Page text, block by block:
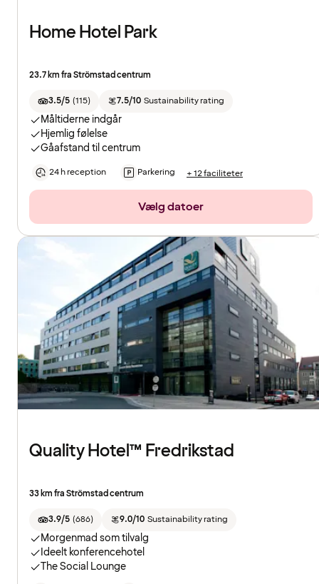
Home Hotel Park
23.7 km fra Strömstad centrum
3.5/5 (115) 7.5/10 Sustainability rating
Måltiderne indgår
Hjemlig følelse
Gåafstand til centrum
24 h reception Parkering + 12 faciliteter
Vælg datoer
Quality Hotel™ Fredrikstad
33 km fra Strömstad centrum
3.9/5 (686) 9.0/10 Sustainability rating
Morgenmad som tilvalg
Ideelt konferencehotel
The Social Lounge